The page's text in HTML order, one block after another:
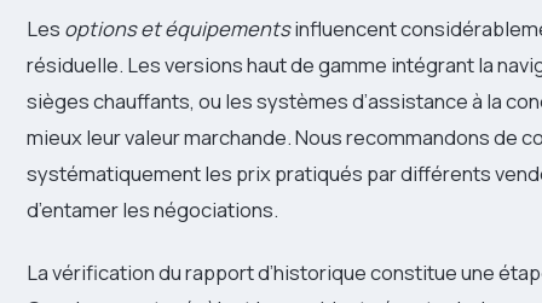
Les options et équipementsinfluencent
résiduelle. Les versions haut de gamme intégrant la
sièges chauffants, ou les systèmes d’assistance à la
mieux leur valeur marchande. Nous recommandons de
systématiquement les prix pratiqués par différents
d’entamer les négociations.
La vérification du rapport d’historique constitue une